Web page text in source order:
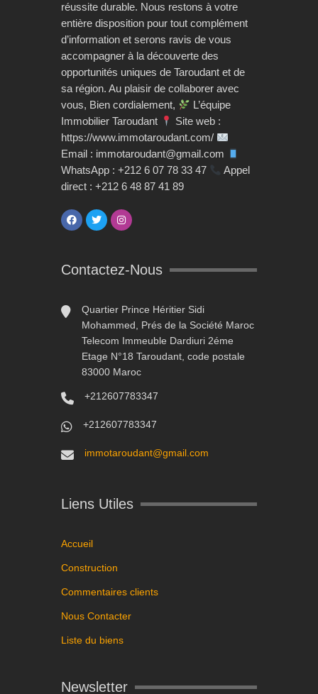
réussite durable. Nous restons à votre
entière disposition pour tout complément
d’information et serons ravis de vous
accompagner à la découverte des
opportunités uniques de Taroudant et de
sa région. Au plaisir de collaborer avec
vous, Bien cordialement,
L’équipe
Immobilier Taroudant
Site web :
https://www.immotaroudant.com/
Email : immotaroudant@gmail.com
WhatsApp : +212 6 07 78 33 47
Appel
direct : +212 6 48 87 41 89
Contactez-Nous
Quartier Prince Héritier Sidi
Mohammed, Prés de la Société Maroc
Telecom Immeuble Dardiuri 2éme
Etage N°18 Taroudant, code postale
83000 Maroc
+212607783347
+212607783347
immotaroudant@gmail.com
Liens Utiles
Accueil
Construction
Commentaires clients
Nous Contacter
Liste du biens
Newsletter